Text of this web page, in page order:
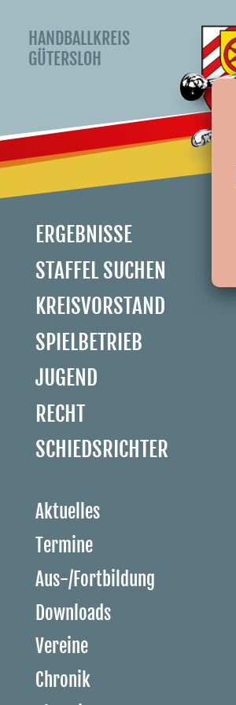
HANDBALLKREIS
GÜTERSLOH
ERGEBNISSE
STAFFEL SUCHEN
KREISVORSTAND
SPIELBETRIEB
JUGEND
RECHT
SCHIEDSRICHTER
Aktuelles
Termine
Aus-/Fortbildung
Downloads
Vereine
Chronik